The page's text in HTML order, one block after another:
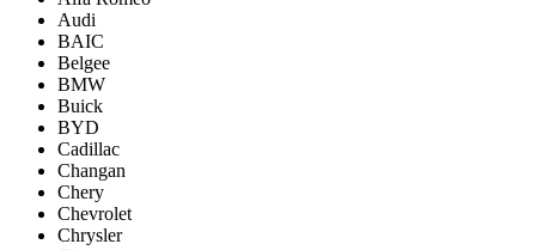
Audi
BAIC
Belgee
BMW
Buick
BYD
Cadillac
Changan
Chery
Chevrolet
Chrysler